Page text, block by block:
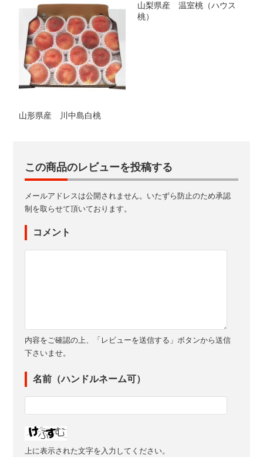
山形県産 川中島白桃
山梨県産 温室桃（ハウス
桃）
この商品のレビューを投稿する
メールアドレスは公開されません。いたずら防止のため承認
制を取らせて頂いております。
コメント
内容をご確認の上、「レビューを送信する」ボタンから送信
下さいませ。
名前（ハンドルネーム可）
上に表示された文字を入力してください。